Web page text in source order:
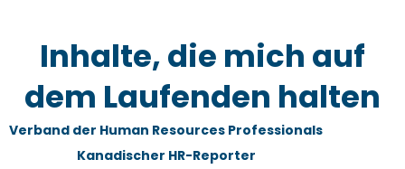
Inhalte, die mich auf
dem Laufenden halten
Verband der Human Resources Professionals
Kanadischer HR-Reporter